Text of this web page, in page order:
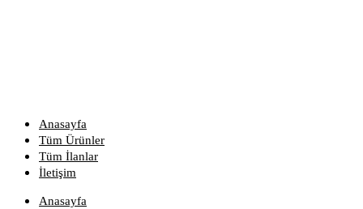
Anasayfa
Tüm Ürünler
Tüm İlanlar
İletişim
Anasayfa